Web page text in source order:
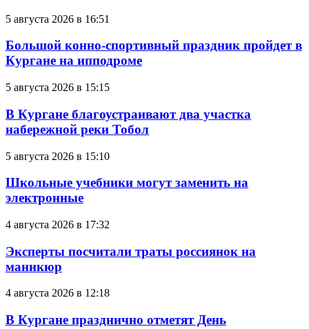
5 августа 2026 в 16:51
Большой конно-спортивный праздник пройдет в
Кургане на ипподроме
5 августа 2026 в 15:15
В Кургане благоустраивают два участка
набережной реки Тобол
5 августа 2026 в 15:10
Школьные учебники могут заменить на
электронные
4 августа 2026 в 17:32
Эксперты посчитали траты россиянок на
маникюр
4 августа 2026 в 12:18
В Кургане празднично отметят День